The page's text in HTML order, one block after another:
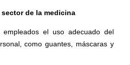
de la medicina
el uso adecuado del
como guantes, máscaras y